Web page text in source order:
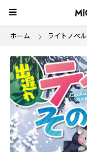
ホーム ライトノベル